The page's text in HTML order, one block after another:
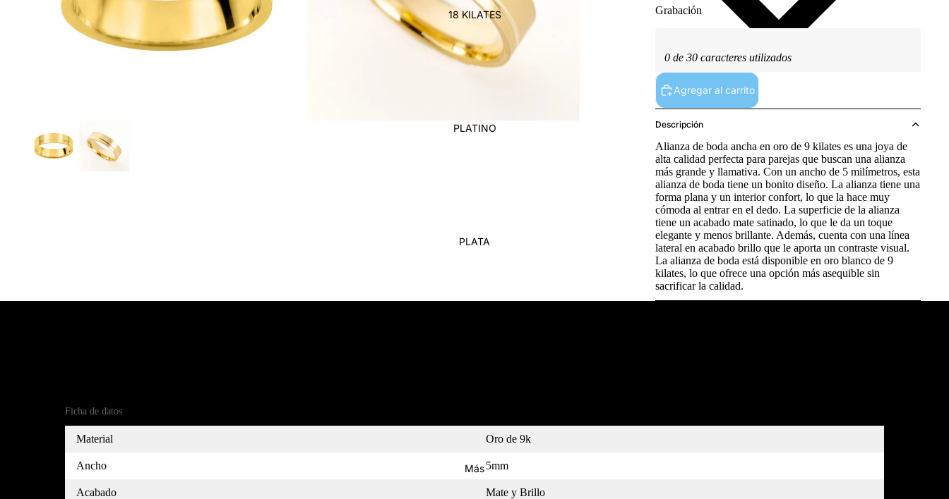
18 KILATES
PLATINO
PLATA
Más
Grabación
0 de 30 caracteres utilizados
Agregar al carrito
Descripción
Alianza de boda ancha en oro de 9 kilates es una joya de
alta calidad perfecta para parejas que buscan una alianza
más grande y llamativa. Con un ancho de 5 milímetros, esta
alianza de boda tiene un bonito diseño. La alianza tiene una
forma plana y un interior confort, lo que la hace muy
cómoda al entrar en el dedo. La superficie de la alianza
tiene un acabado mate satinado, lo que le da un toque
elegante y menos brillante. Además, cuenta con una línea
lateral en acabado brillo que le aporta un contraste visual.
La alianza de boda está disponible en oro blanco de 9
kilates, lo que ofrece una opción más asequible sin
sacrificar la calidad.
Ficha de datos
Material Oro de 9k
Ancho 5mm
Acabado Mate y Brillo